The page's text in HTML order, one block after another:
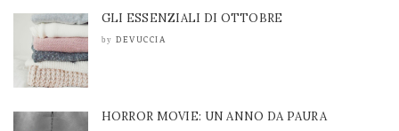
GLI ESSENZIALI DI OTTOBRE
by DEVUCCIA
HORROR MOVIE: UN ANNO DA PAURA